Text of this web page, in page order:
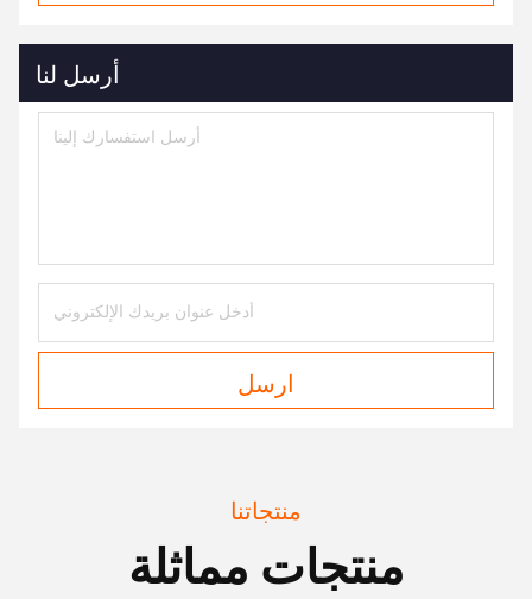
أرسل لنا
ارسل
منتجاتنا
منتجات مماثلة